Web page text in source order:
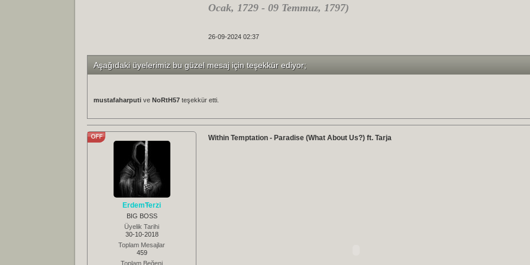
Ocak, 1729 - 09 Temmuz, 1797)
26-09-2024 02:37
Aşağıdaki üyelerimiz bu güzel mesaj için teşekkür ediyor;
mustafaharputi ve NoRtH57 teşekkür etti.
ErdemTerzi
BIG BOSS
Üyelik Tarihi
30-10-2018
Toplam Mesajlar
459
Toplam Beğeni
Within Temptation - Paradise (What About Us?) ft. Tarja